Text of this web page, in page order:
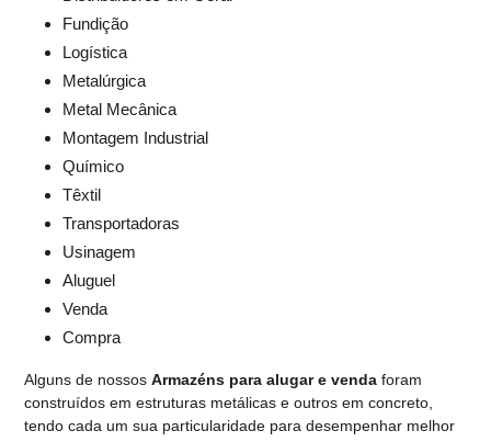
Fundição
Logística
Metalúrgica
Metal Mecânica
Montagem Industrial
Químico
Têxtil
Transportadoras
Usinagem
Aluguel
Venda
Compra
Alguns de nossos Armazéns para alugar e venda foram
construídos em estruturas metálicas e outros em concreto,
tendo cada um sua particularidade para desempenhar melhor